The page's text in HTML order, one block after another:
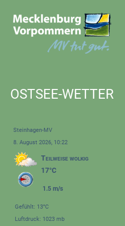
OSTSEE-WETTER
Steinhagen-MV
8. August 2026, 10:22
Teilweise wolkig
17°C
1.5 m/s
Gefühlt: 13°C
Luftdruck: 1023 mb